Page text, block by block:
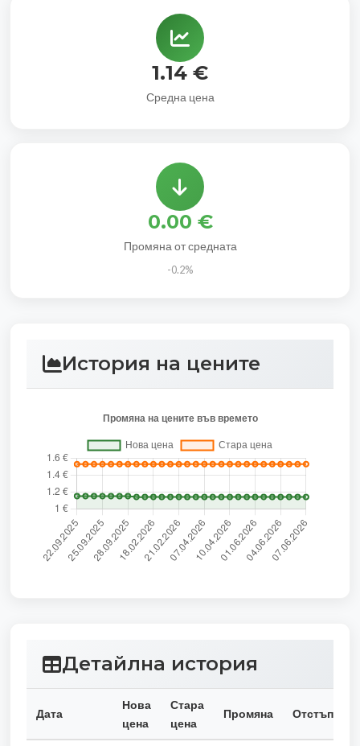
1.14 €
Средна цена
0.00 €
Промяна от средната
-0.2%
История на цените
Детайлна история
Дата
Нова
цена
Стара
цена
Промяна Отстъпка